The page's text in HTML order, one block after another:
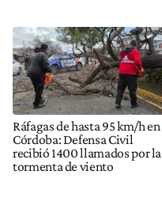
Ráfagas de hasta 95 km/h en
Córdoba: Defensa Civil
recibió 1400 llamados por la
tormenta de viento